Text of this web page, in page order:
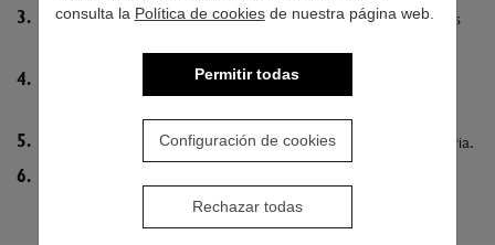
consulta la Política de cookiesde nuestra página web.
Permitir todas
Configuración de cookies
Rechazar todas
Extender suavemente mediante movimientos ascendentes
Continuar con SkinScience Age Repair Recovery Cream
Utilizar mañana y noche como parte de la rutina facial diaria.